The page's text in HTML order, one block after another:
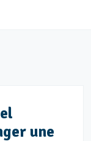
une